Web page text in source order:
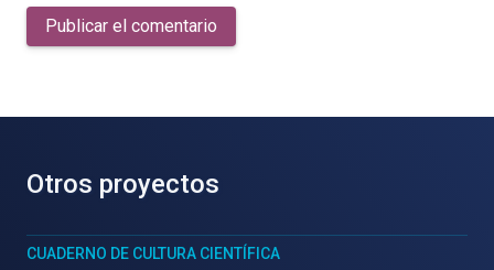
Publicar el comentario
Otros proyectos
CUADERNO DE CULTURA CIENTÍFICA